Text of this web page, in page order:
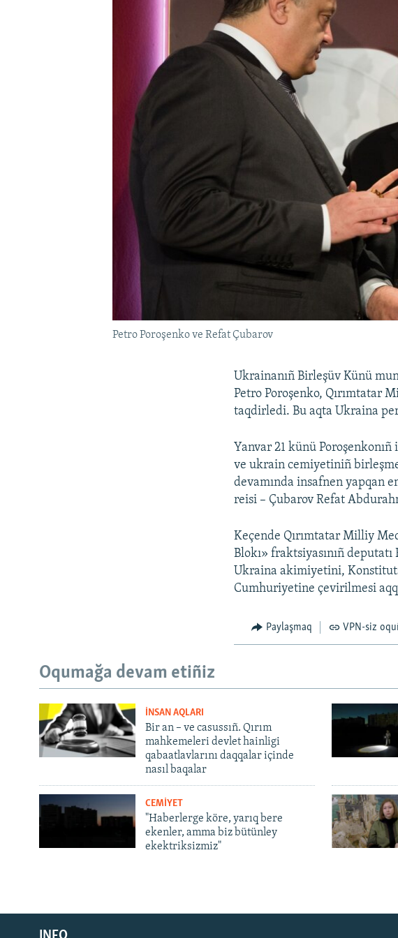
Русский
Petro Poroşenko ve Refat Çubarov
Ukrainanıñ Birleşüv Künü
Petro Poroşenko, Qırımtatar
taqdirledi. Bu aqta Ukraina
Yanvar 21 künü
ve ukrain cemiyetiniñ
devamında insafnen yapqan
reisi – Çubarov Refat
Keçende Qırımtatar Milliy
Blokı» fraktsiyasınıñ deputatı
Ukraina akimiyetini,
Cumhuriyetine çevirilmesi
Paylaşmaq VPN-siz
Oqumağa devam etiñiz
İNSAN AQLARI
Bir an – ve casussıñ. Qırım
mahkemeleri devlet hainligi
qabaatlavlarını daqqalar içinde
nasıl baqalar
CEMİYET
"Haberlerge köre, yarıq bere
ekenler, amma biz bütünley
ekektriksizmiz"